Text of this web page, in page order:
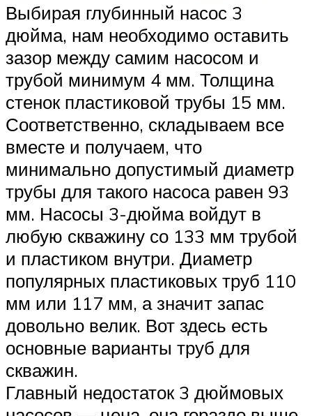
Выбирая глубинный насос 3
дюйма, нам необходимо оставить
зазор между самим насосом и
трубой минимум 4 мм. Толщина
стенок пластиковой трубы 15 мм.
Соответственно, складываем все
вместе и получаем, что
минимально допустимый диаметр
трубы для такого насоса равен 93
мм. Насосы 3-дюйма войдут в
любую скважину со 133 мм трубой
и пластиком внутри. Диаметр
популярных пластиковых труб 110
мм или 117 мм, а значит запас
довольно велик. Вот здесь есть
основные варианты труб для
скважин.
Главный недостаток 3 дюймовых